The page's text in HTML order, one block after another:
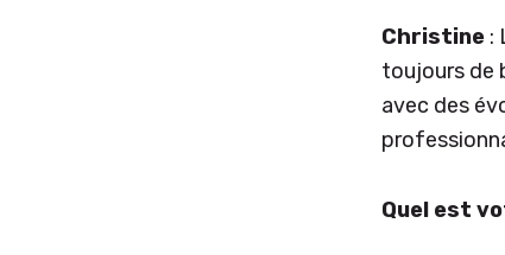
Christine :
toujours de
avec des
Quel est